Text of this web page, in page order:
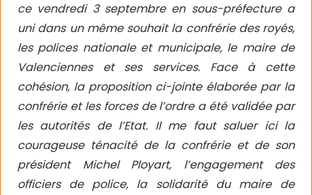
ce vendredi 3 septembre en sous-préfecture a
uni dans un même souhait la confrérie des royés,
les polices nationale et municipale, le maire de
Valenciennes et ses services. Face à cette
cohésion, la proposition ci-jointe élaborée par la
confrérie et les forces de l’ordre a été validée par
les autorités de l’Etat. Il me faut saluer ici la
courageuse ténacité de la confrérie et de son
président Michel Ployart, l’engagement des
officiers de police, la solidarité du maire de